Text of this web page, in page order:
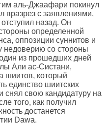
аль-Джаафари покинул
вразрез с заявлениями,
назад. Он
определенной
оппозиции суннитов и
недоверию со стороны
из прошедших дней
Али ас-Систани,
шиитов, который
единство шиитских
свою кандидатуру на
того, как получил
достанется
Dawa.